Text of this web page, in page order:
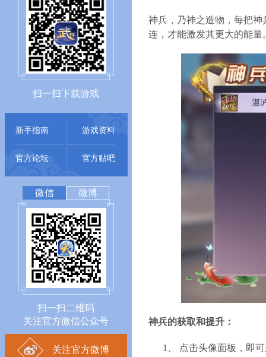
扫一扫下载游戏
新手指南 游戏资料
官方论坛 官方贴吧
微信 微博
扫一扫二维码
关注官方微信公众号
关注官方微博
神兵，乃神之造物，每把
连，才能激发其更大的能量
神兵的获取和提升：
1、 点击头像面板，即